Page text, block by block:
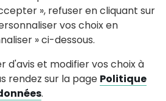
», refuser en cliquant sur
vos choix en
» ci-dessous.
d'avis et modifier vos choix à
rendez sur la page Politique
.nous